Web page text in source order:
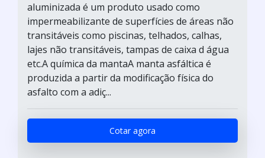
aluminizada é um produto usado como
impermeabilizante de superfícies de áreas não
transitáveis como piscinas, telhados, calhas,
lajes não transitáveis, tampas de caixa d água
etc.A química da mantaA manta asfáltica é
produzida a partir da modificação física do
asfalto com a adiç...
Cotar agora